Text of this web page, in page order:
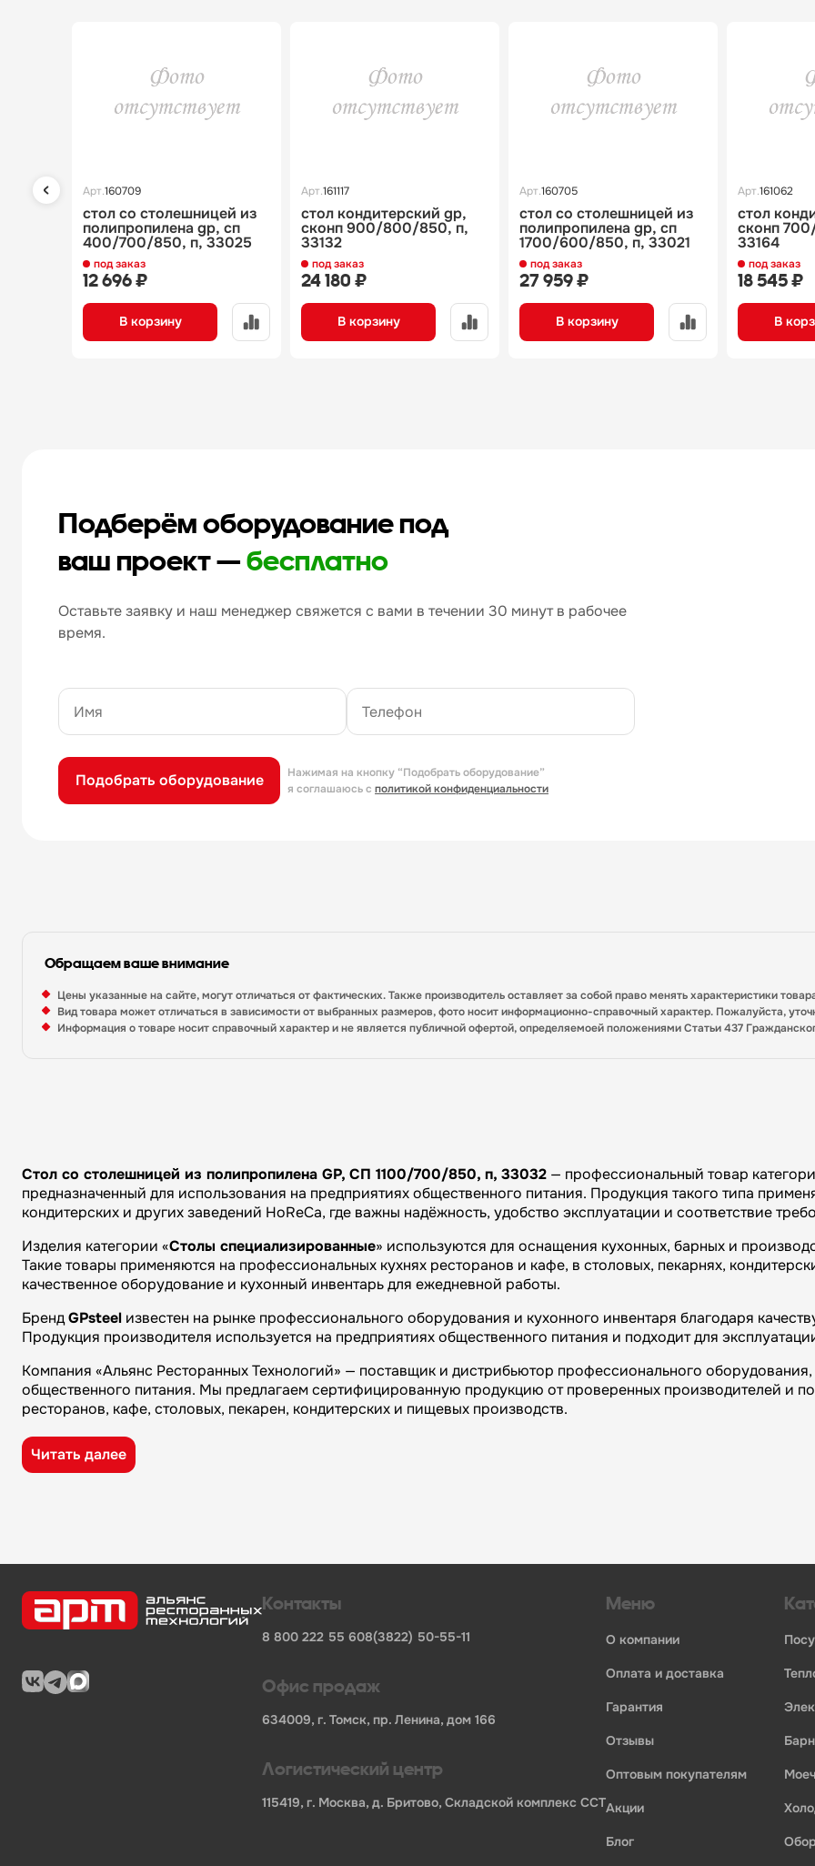
Арт.160709
стол со столешницей из
полипропилена gp, сп
400/700/850, п, 33025
под заказ
12 696 ₽
В корзину
Арт.161117
стол кондитерский gp,
сконп 900/800/850, п,
33132
под заказ
24 180 ₽
В корзину
Арт.160705
стол со столешницей из
полипропилена gp, сп
1700/600/850, п, 33021
под заказ
27 959 ₽
В корзину
Арт.161062
стол
сконп
33164
под заказ
18 545 ₽
В
Подберём оборудование под
ваш проект —бесплатно
Оставьте заявку и наш менеджер свяжется с вами в течении 30 минут в рабочее
время.
Подобрать оборудование
Нажимая на кнопку “Подобрать оборудование”
я соглашаюсь с политикой конфиденциальности
Обращаем ваше внимание
Цены указанные на сайте, могут отличаться от фактических. Также производитель оставляет за собой право менять характеристики
Вид товара может отличаться в зависимости от выбранных размеров, фото носит информационно-справочный характер. Пожалуйста,
Информация о товаре носит справочный характер и не является публичной офертой, определяемоей положениями Статьи 437
Стол со столешницей из полипропилена GP, СП 1100/700/850, п, 33032 — профессиональный товар
предназначенный для использования на предприятиях общественного питания. Продукция такого типа
кондитерских и других заведений HoReCa, где важны надёжность, удобство эксплуатации и соответствие
Изделия категории «Столы специализированные» используются для оснащения кухонных, барных и
Такие товары применяются на профессиональных кухнях ресторанов и кафе, в столовых, пекарнях,
качественное оборудование и кухонный инвентарь для ежедневной работы.
БрендGPsteel известен на рынке профессионального оборудования и кухонного инвентаря благодаря
Продукция производителя используется на предприятиях общественного питания и подходит для
Компания «Альянс Ресторанных Технологий» — поставщик и дистрибьютор профессионального
общественного питания. Мы предлагаем сертифицированную продукцию от проверенных производителей и
ресторанов, кафе, столовых, пекарен, кондитерских и пищевых производств.
Преимущества компании «Альянс Ресторанных Технологий»:
широкий ассортимент оборудования, кухонного инвентаря и посуды для HoReCa
Бренд - GPsteel
Ширина НЕТТО, мм
Высота НЕТТО, мм
В нашем каталоге также представлены другие категории профессионального оборудования для оснащения
Читать далее
Контакты
8 800 222 55 608(3822) 50-55-11
Офис продаж
634009, г. Томск, пр. Ленина, дом 166
Логистический центр
115419, г. Москва, д. Бритово, Складской комплекс ССТ
Меню
о компании
оплата и доставка
гарантия
отзывы
оптовым покупателям
акции
блог